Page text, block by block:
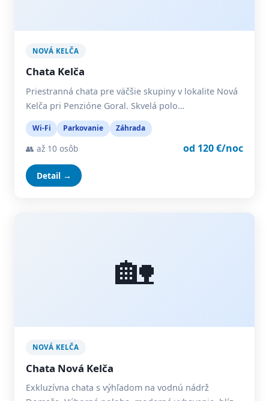
NOVÁ KELČA
Chata Kelča
Priestranná chata pre väčšie skupiny v lokalite Nová
Kelča pri Penzióne Goral. Skvelá polo…
Wi-Fi Parkovanie Záhrada
👥 až 10 osôb od 120 €/noc
Detail →
🏡
NOVÁ KELČA
Chata Nová Kelča
Exkluzívna chata s výhľadom na vodnú nádrž